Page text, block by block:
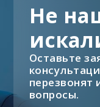
Не
Оставьте
перезвонят
вопросы.